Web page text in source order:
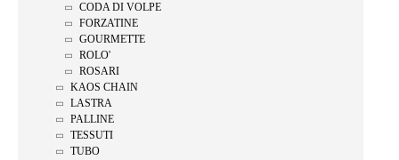
CODA DI VOLPE
FORZATINE
GOURMETTE
ROLO'
ROSARI
KAOS CHAIN
LASTRA
PALLINE
TESSUTI
TUBO